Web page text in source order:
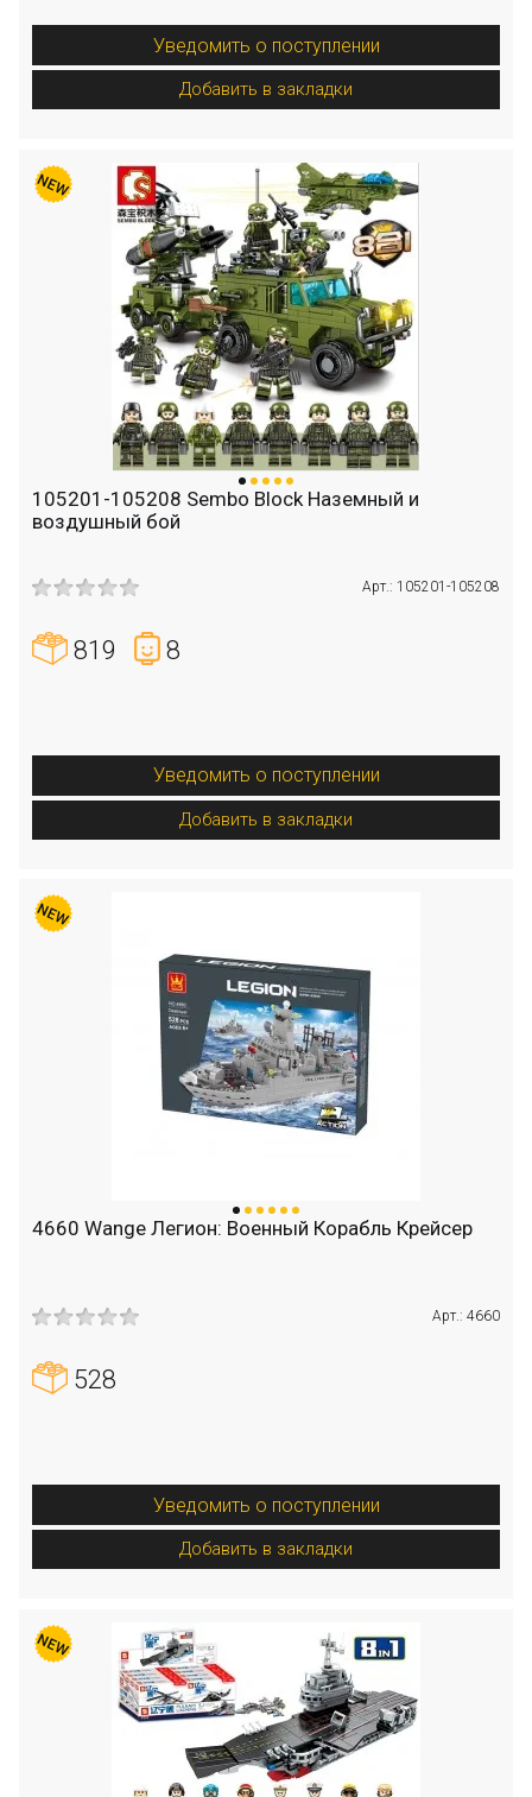
Уведомить о поступлении
Добавить в закладки
105201-105208 Sembo Block Наземный и
воздушный бой
Арт.: 105201-105208
819 8
Уведомить о поступлении
Добавить в закладки
4660 Wange Легион: Военный Корабль Крейсер
Арт.: 4660
528
Уведомить о поступлении
Добавить в закладки